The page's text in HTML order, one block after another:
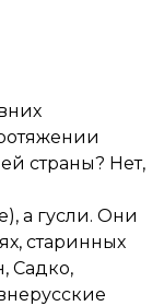
страны? Нет,
а гусли. Они
старинных
Садко,